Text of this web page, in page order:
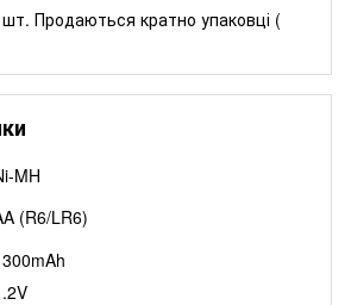
Продаються кратно упаковці (
MH
(R6/LR6)